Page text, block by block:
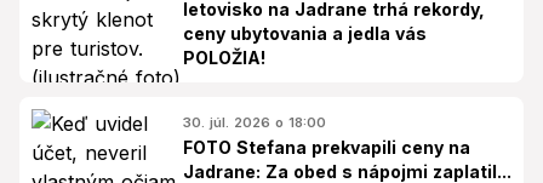
letovisko na Jadrane trhá rekordy,
ceny ubytovania a jedla vás
POLOŽIA!
30. júl. 2026 o 18:00
FOTO Stefana prekvapili ceny na
Jadrane: Za obed s nápojmi zaplatil...